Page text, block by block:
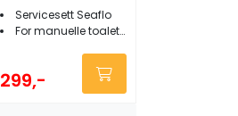
Servicesett Seaflo
For manuelle toaletter Twist n' lock
299,-